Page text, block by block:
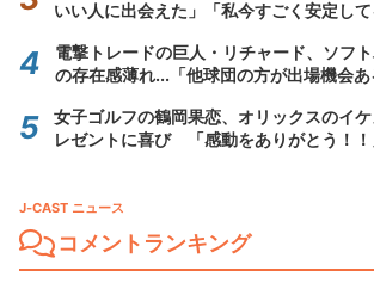
いい人に出会えた」「私今すごく安定して
電撃トレードの巨人・リチャード、ソフ
の存在感薄れ...「他球団の方が出場機会
女子ゴルフの鶴岡果恋、オリックスのイ
レゼントに喜び 「感動をありがとう！！
J-CAST ニュース
コメントランキング